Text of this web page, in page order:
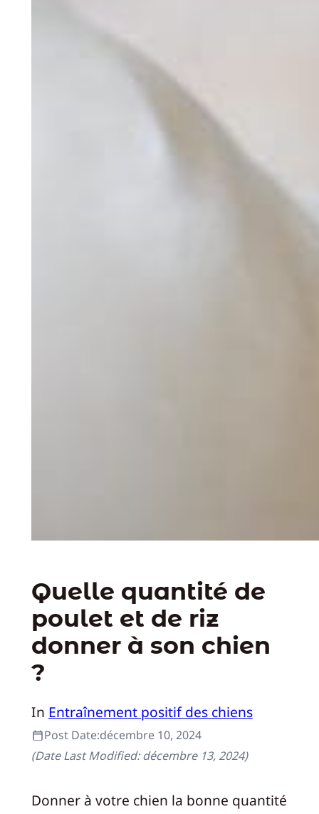
Quelle quantité de
poulet et de riz
donner à son chien
?
In Entraînement positif des chiens
Post Date:décembre 10, 2024
(Date Last Modified:décembre 13, 2024)
Donner à votre chien la bonne quantité